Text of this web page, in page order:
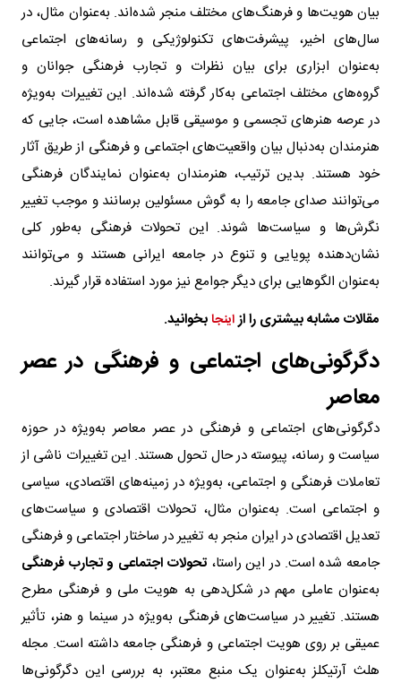
بیان هویت‌ها و فرهنگ‌های مختلف منجر شده‌اند. به‌عنوان مثال، در
سال‌های اخیر، پیشرفت‌های تکنولوژیکی و رسانه‌های اجتماعی
به‌عنوان ابزاری برای بیان نظرات و تجارب فرهنگی جوانان و
گروه‌های مختلف اجتماعی به‌کار گرفته شده‌اند. این تغییرات به‌ویژه
در عرصه هنرهای تجسمی و موسیقی قابل مشاهده است، جایی که
هنرمندان به‌دنبال بیان واقعیت‌های اجتماعی و فرهنگی از طریق آثار
خود هستند. بدین ترتیب، هنرمندان به‌عنوان نمایندگان فرهنگی
می‌توانند صدای جامعه را به گوش مسئولین برسانند و موجب تغییر
نگرش‌ها و سیاست‌ها شوند. این تحولات فرهنگی به‌طور کلی
نشان‌دهنده پویایی و تنوع در جامعه ایرانی هستند و می‌توانند
به‌عنوان الگوهایی برای دیگر جوامع نیز مورد استفاده قرار گیرند.
مقالات مشابه بیشتری را ازاینجابخوانید.
دگرگونی‌های اجتماعی و فرهنگی در عصر
معاصر
دگرگونی‌های اجتماعی و فرهنگی در عصر معاصر به‌ویژه در حوزه
سیاست و رسانه، پیوسته در حال تحول هستند. این تغییرات ناشی از
تعاملات فرهنگی و اجتماعی، به‌ویژه در زمینه‌های اقتصادی، سیاسی
و اجتماعی است. به‌عنوان مثال، تحولات اقتصادی و سیاست‌های
تعدیل اقتصادی در ایران منجر به تغییر در ساختار اجتماعی و فرهنگی
جامعه شده است. در این راستا،تحولات اجتماعی و تجارب فرهنگی
به‌عنوان عاملی مهم در شکل‌دهی به هویت ملی و فرهنگی مطرح
هستند. تغییر در سیاست‌های فرهنگی به‌ویژه در سینما و هنر، تأثیر
عمیقی بر روی هویت اجتماعی و فرهنگی جامعه داشته است. مجله
هلث‌ آرتیکلز به‌عنوان یک منبع معتبر، به بررسی این دگرگونی‌ها